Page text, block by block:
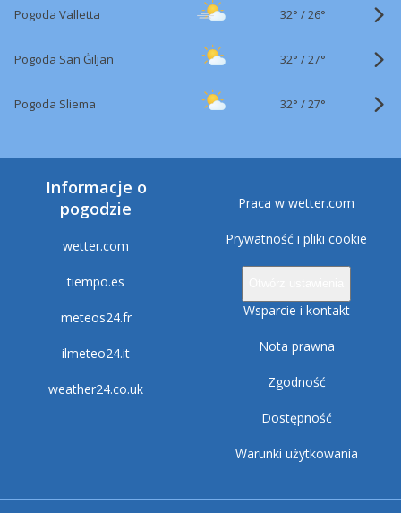
Pogoda Valletta 32° /26°
Pogoda San Ġiljan 32° /27°
Pogoda Sliema 32° /27°
Informacje o
pogodzie
wetter.com
tiempo.es
meteos24.fr
ilmeteo24.it
weather24.co.uk
Praca w wetter.com
Prywatność i pliki cookie
Wsparcie i kontakt
Nota prawna
Zgodność
Dostępność
Warunki użytkowania